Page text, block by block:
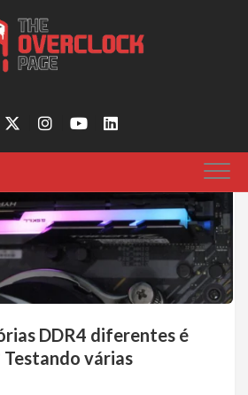
memoria
DDR4 diferentes é
Testando várias